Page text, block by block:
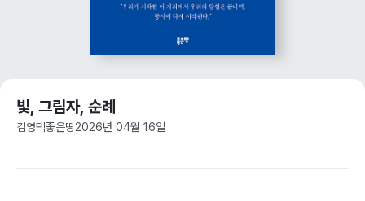
빛, 그림자, 순례
김영택좋은땅2026년 04월 16일